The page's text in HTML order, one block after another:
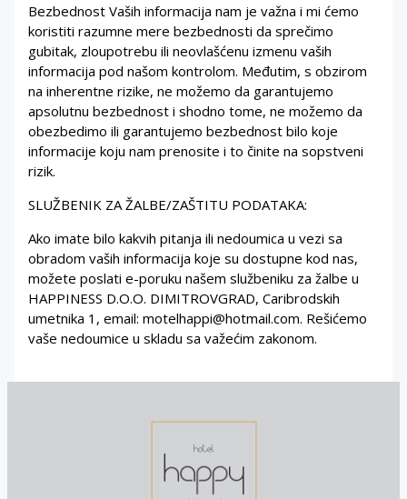
Bezbednost Vaših informacija nam je važna i mi ćemo
koristiti razumne mere bezbednosti da sprečimo
gubitak, zloupotrebu ili neovlašćenu izmenu vaših
informacija pod našom kontrolom. Međutim, s obzirom
na inherentne rizike, ne možemo da garantujemo
apsolutnu bezbednost i shodno tome, ne možemo da
obezbedimo ili garantujemo bezbednost bilo koje
informacije koju nam prenosite i to činite na sopstveni
rizik.
SLUŽBENIK ZA ŽALBE/ZAŠTITU PODATAKA:
Ako imate bilo kakvih pitanja ili nedoumica u vezi sa
obradom vaših informacija koje su dostupne kod nas,
možete poslati e-poruku našem službeniku za žalbe u
HAPPINESS D.O.O. DIMITROVGRAD, Caribrodskih
umetnika 1, email: motelhappi@hotmail.com. Rešićemo
vaše nedoumice u skladu sa važećim zakonom.